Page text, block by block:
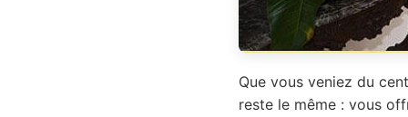
Que vous veniez du
reste le même : vous